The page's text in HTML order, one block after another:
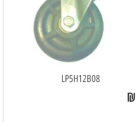
LP5H12B08
₪